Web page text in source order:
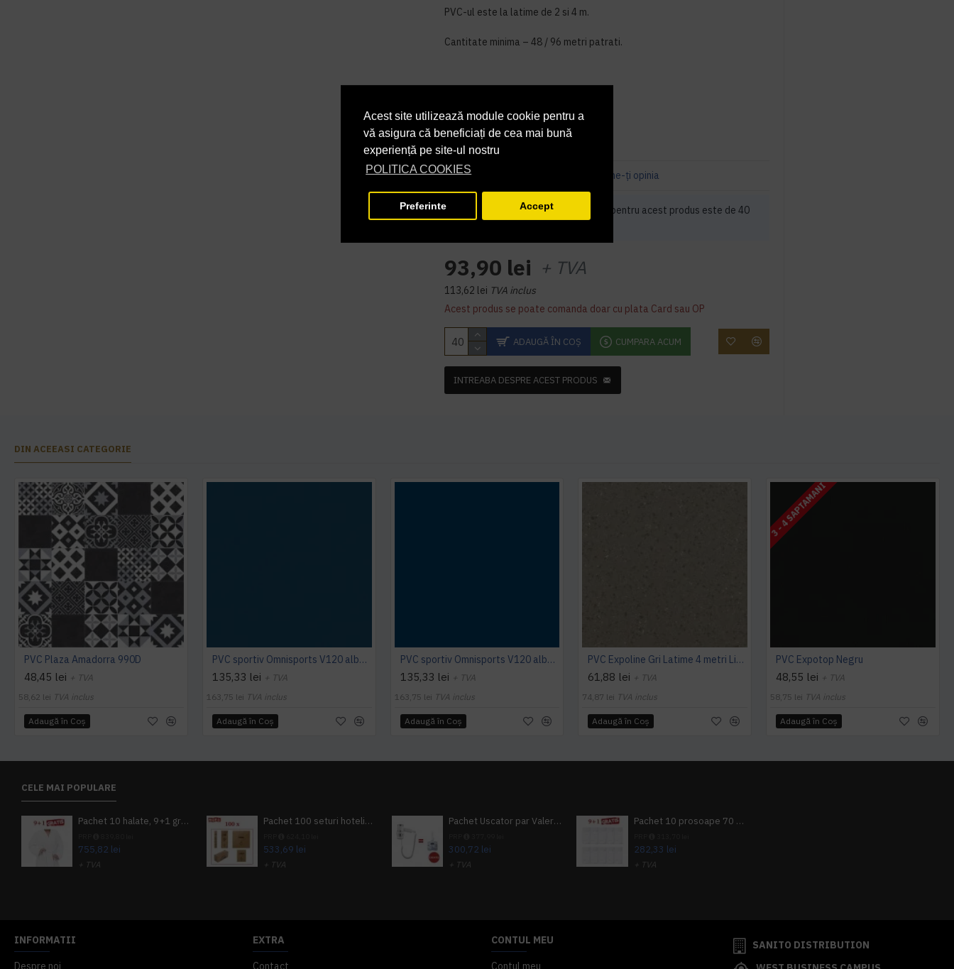
Acest site utilizează module cookie pentru a
vă asigura că beneficiați de cea mai bună
experiență pe site-ul nostru
POLITICA COOKIES
Preferinte Accept
PVC-ul este la latime de 2 si 4 m.
Cantitate minima – 48 / 96 metri patrati.
DISPONIBILITATE: În Stoc
COD PRODUS:
Spune-ţi opinia
93,90 lei + TVA
113,62 lei TVA inclus
Acest produs se poate comanda doar cu plata Card sau OP
ADAUGĂ ÎN COŞ CUMPARA ACUM
Cantitate minimă de comandat pentru acest produs este de 40
INTREABA DESPRE ACEST PRODUS
DIN ACEEASI CATEGORIE
PVC Plaza Amadorra 990D
48,45 lei + TVA
58,62 lei TVA inclus
Adaugă în Coş
PVC sportiv Omnisports V120 albastru Night Blue
135,33 lei + TVA
163,75 lei TVA inclus
Adaugă în Coş
PVC sportiv Omnisports V120 albastru Royal Blue
135,33 lei + TVA
163,75 lei TVA inclus
Adaugă în Coş
PVC Expoline Gri Latime 4 metri Liana 663
61,88 lei + TVA
74,87 lei TVA inclus
Adaugă în Coş
3 - 4 SAPTAMANI
PVC Expotop Negru
48,55 lei + TVA
58,75 lei TVA inclus
Adaugă în Coş
CELE MAI POPULARE
Pachet 10 halate, 9+1 gratuit
755,82 lei
+ TVA
Pachet 100 seturi hoteliere, set dentar, set barbierit, casca de dus, pila unghii, set cusut
533,69 lei
+ TVA
Pachet Uscator par Valera Action Super Plus + GRATUIT Sampon si gel de dus Tork
300,72 lei
+ TVA
Pachet 10 prosoape 70 x 140cm 9 + 1 gratuit
282,33 lei
+ TVA
INFORMATII
Despre noi
EXTRA
Contact
CONTUL MEU
Contul meu
SANITO DISTRIBUTION